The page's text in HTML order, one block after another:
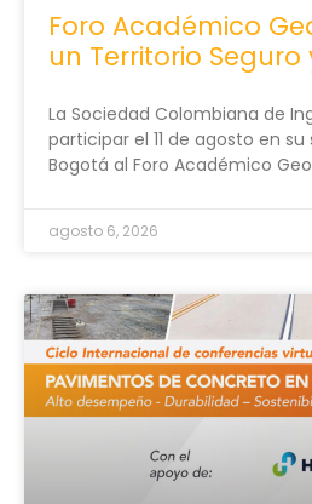
Foro Académico
un Territorio Seguro
La Sociedad Colombiana de
participar el 11 de agosto en
Bogotá al Foro Académico
agosto 6, 2026